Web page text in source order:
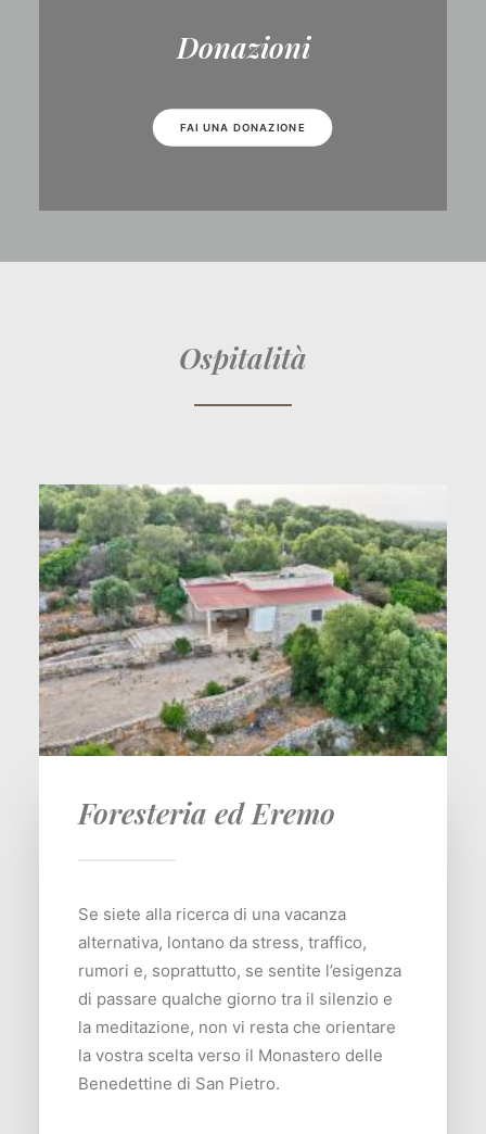
Donazioni
FAI UNA DONAZIONE
Ospitalità
Foresteria ed Eremo
Se siete alla ricerca di una vacanza
alternativa, lontano da stress, traffico,
rumori e, soprattutto, se sentite l’esigenza
di passare qualche giorno tra il silenzio e
la meditazione, non vi resta che orientare
la vostra scelta verso il Monastero delle
Benedettine di San Pietro.